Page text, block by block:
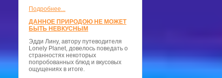
Подробнее...
ДАННОЕ ПРИРОДОЮ НЕ МОЖЕТ
БЫТЬ НЕВКУСНЫМ
Эдди Лину, автору путеводителя
Lonely Planet, довелось поведать о
странностях некоторых
попробованных блюд и вкусовых
ощущениях в итоге.